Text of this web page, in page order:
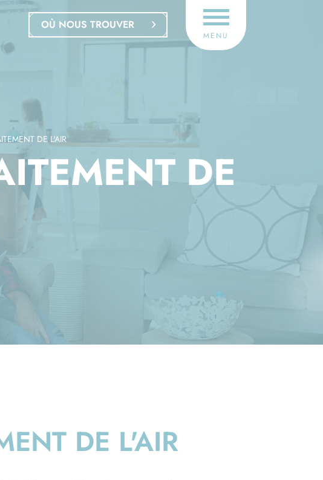
OÙ NOUS TROUVER
MENU
DE L'AIR
DE
DE L'AIR